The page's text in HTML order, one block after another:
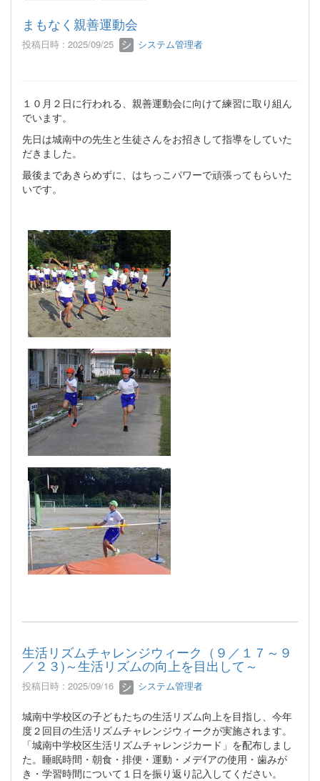
まもなく親善運動会
投稿日時 : 2025/09/25 システム管理者
１０月２日に行われる、親善運動会に向けて練習に取り組ん
でいます。
先日は城南中の先生と生徒さんをお招きして指導をしていた
だきました。
最後まであきらめずに、はちっこパワーで頑張ってもらいた
いです。
生活リズムチャレンジウィーク（９／１７～９
／２３)～生活リズムの向上を目出して～
投稿日時 : 2025/09/16 システム管理者
城南中学校区の子どもたちの生活リズム向上を目指し、今年
度２回目の生活リズムチャレンジウィークが実施されます。
「城南中学校区生活リズムチャレンジカード」を配布しまし
た。睡眠時間・朝食・排便・運動・メデｲアの使用・歯みが
き・学習時間について１日を振り返り記入してください。